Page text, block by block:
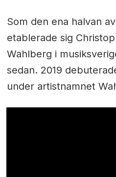
Som den ena halvan
etablerade sig
Wahlberg i
sedan. 2019
under artistnamnet